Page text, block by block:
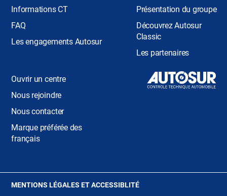
Informations CT
FAQ
Les engagements Autosur
Présentation du groupe
Découvrez Autosur
Classic
Les partenaires
Ouvrir un centre
Nous rejoindre
Nous contacter
Marque préférée des
français
MENTIONS LÉGALES ET ACCESSIBLITÉ(OUVRE